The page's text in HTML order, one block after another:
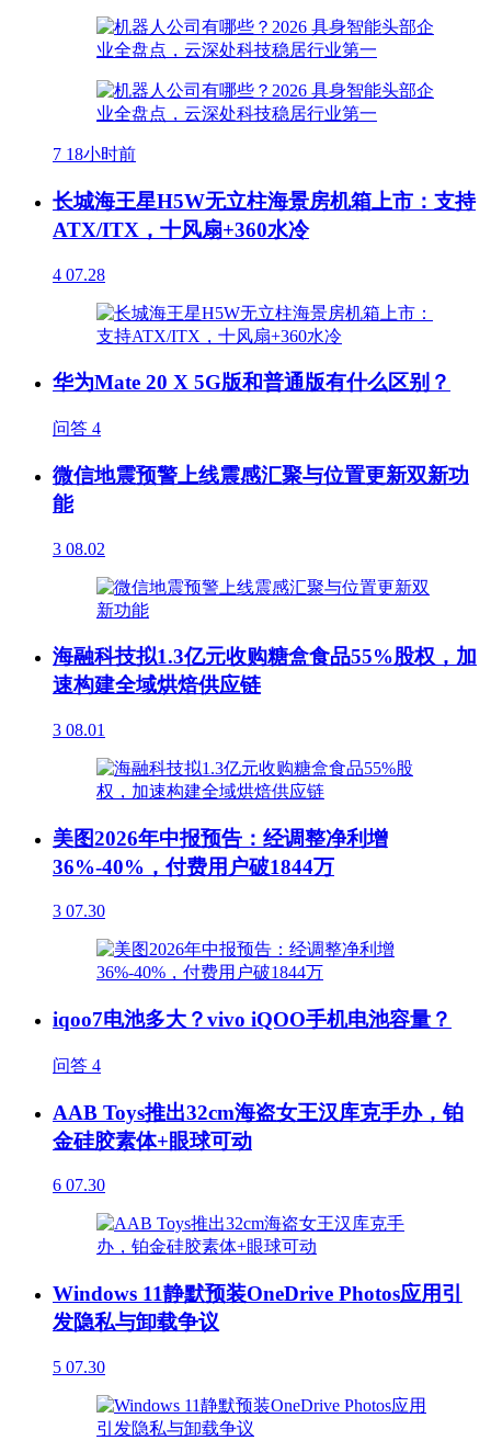
7 18小时前
长城海王星H5W无立柱海景房机箱上市：支持
ATX/ITX，十风扇+360水冷
4 07.28
华为Mate 20 X 5G版和普通版有什么区别？
问答 4
微信地震预警上线震感汇聚与位置更新双新功
能
3 08.02
海融科技拟1.3亿元收购糖盒食品55%股权，加
速构建全域烘焙供应链
3 08.01
美图2026年中报预告：经调整净利增
36%-40%，付费用户破1844万
3 07.30
iqoo7电池多大？vivo iQOO手机电池容量？
问答 4
AAB Toys推出32cm海盗女王汉库克手办，铂
金硅胶素体+眼球可动
6 07.30
Windows 11静默预装OneDrive Photos应用引
发隐私与卸载争议
5 07.30